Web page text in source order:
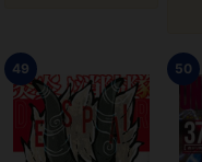
49 50